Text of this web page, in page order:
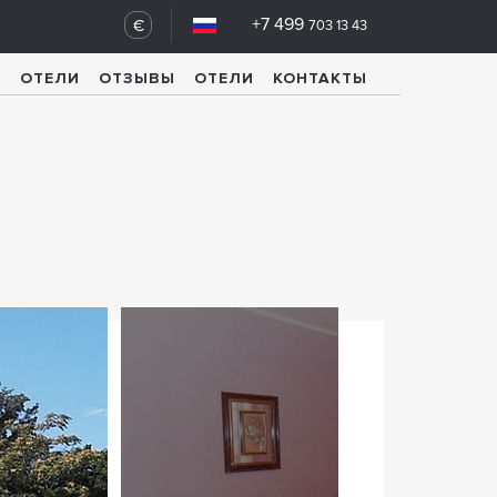
+7 499 703 13 43
€
ОТЕЛИ ОТЗЫВЫ ОТЕЛИ КОНТАКТЫ